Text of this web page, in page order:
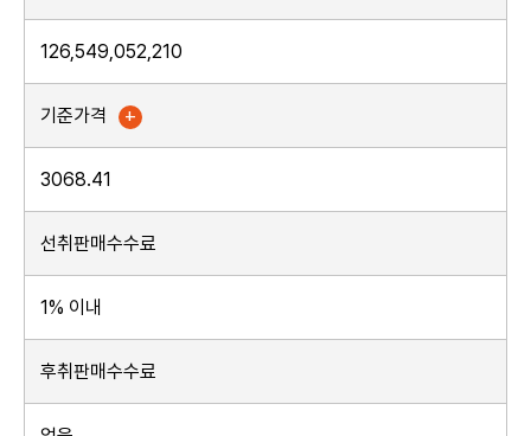
126,549,052,210
기준가격 +
3068.41
선취판매수수료
1% 이내
후취판매수수료